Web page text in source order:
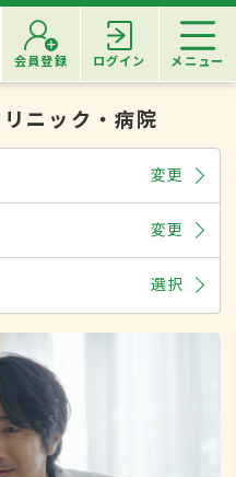
会員登録 ログイン メニュー
ニック・病院
変更
変更
選択